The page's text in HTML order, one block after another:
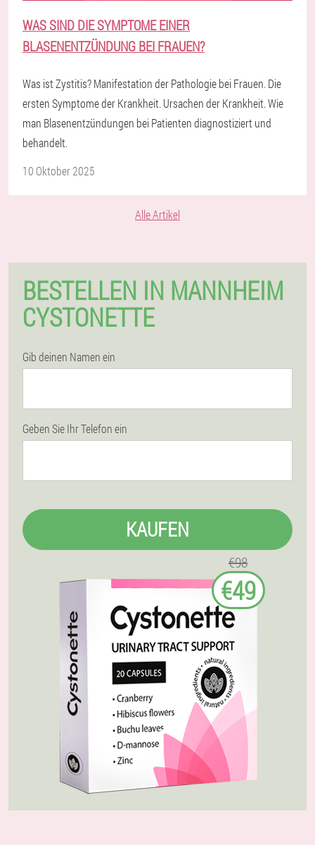
WAS SIND DIE SYMPTOME EINER
BLASENENTZÜNDUNG BEI FRAUEN?
Was ist Zystitis? Manifestation der Pathologie bei Frauen. Die
ersten Symptome der Krankheit. Ursachen der Krankheit. Wie
man Blasenentzündungen bei Patienten diagnostiziert und
behandelt.
10 Oktober 2025
Alle Artikel
BESTELLEN IN MANNHEIM
CYSTONETTE
Gib deinen Namen ein
Geben Sie Ihr Telefon ein
KAUFEN
€98
€49